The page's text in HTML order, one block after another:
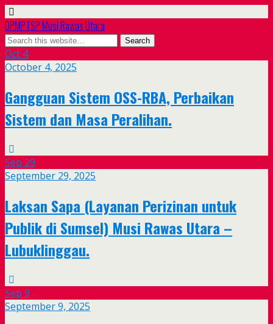
DPMPTSP Musi Rawas Utara
Oct 4
October 4, 2025
Gangguan Sistem OSS-RBA, Perbaikan
Sistem dan Masa Peralihan.
Sep 29
September 29, 2025
Laksan Sapa (Layanan Perizinan untuk
Publik di Sumsel) Musi Rawas Utara –
Lubuklinggau.
Sep 9
September 9, 2025